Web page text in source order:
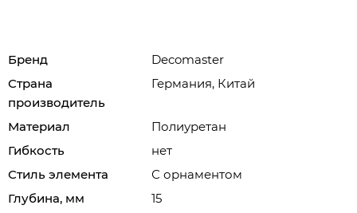
Бренд
Decomaster
Страна
производитель
Германия, Китай
Материал
Полиуретан
Гибкость
нет
Стиль элемента
С орнаментом
Глубина, мм
15